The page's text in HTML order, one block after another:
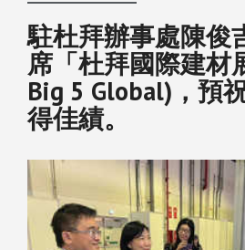
駐杜拜辦事處陳俊
席「杜拜國際建材
Big 5 Global)，預
得佳績。